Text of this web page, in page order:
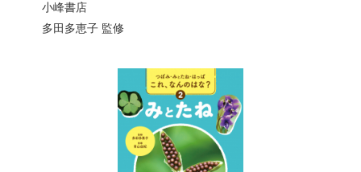
小峰書店
多田多恵子監修